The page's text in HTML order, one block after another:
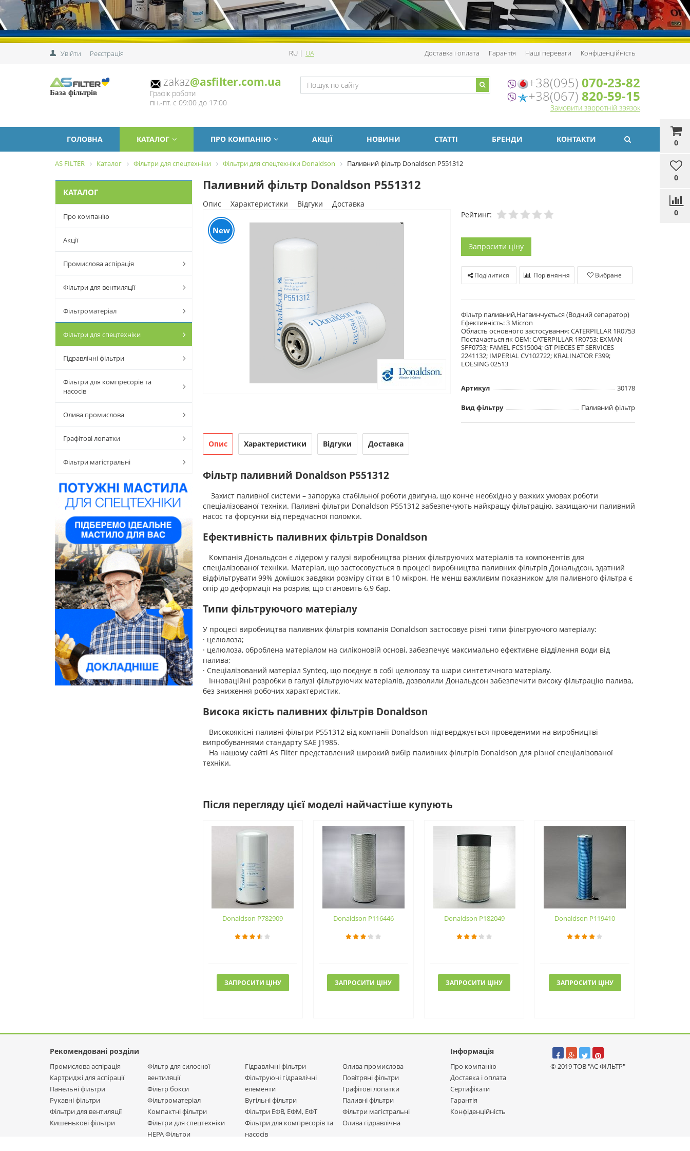
Увійти Реєстрація RU | UA Доставка і оплата Гарантія Наші переваги Конфіденційність
0
0
0
База фільтрів
zakaz@asfilter.com.ua
Графік роботи
пн.-пт. с 09:00 до 17:00
+38(095) 070-23-82
+38(067) 820-59-15
Замовити зворотній звязок
ГОЛОВНА КАТАЛОГ ПРО КОМПАНІЮ АКЦІЇ НОВИНИ СТАТТІ БРЕНДИ КОНТАКТИ
AS FILTER Каталог Фільтри для спецтехніки Фільтри для спецтехніки Donaldson Паливний фільтр Donaldson P551312
КАТАЛОГ
Про компанію
Акції
Промислова аспірація
Фільтри для вентиляції
Фільтроматеріал
Фільтри для спецтехніки
Гідравлічні фільтри
Фільтри для компресорів та
насосів
Олива промислова
Графітові лопатки
Фільтри магістральні
Паливний фільтр Donaldson P551312
Опис Характеристики Відгуки Доставка
New
Рейтинг:
Запросити ціну
Поділитися Порівняння Вибране
Фільтр паливний,Нагвинчується (Водний сепаратор)
Ефективність: 3 Micron
Область основного застосування: CATERPILLAR 1R0753
Постачається як OEM: CATERPILLAR 1R0753; EXMAN
SFF0753; FAMEL FCS15004; GT PIECES ET SERVICES
2241132; IMPERIAL CV102722; KRALINATOR F399;
LOESING 02513
Артикул 30178
Вид фільтру Паливний фільтр
Опис Характеристики Відгуки Доставка
Фільтр паливний Donaldson P551312
Захист паливної системи – запорука стабільної роботи двигуна, що конче необхідно у важких умовах роботи
спеціалізованої техніки. Паливні фільтри Donaldson P551312 забезпечують найкращу фільтрацію, захищаючи паливний
насос та форсунки від передчасної поломки.
Ефективність паливних фільтрів Donaldson
Компанія Дональдсон є лідером у галузі виробництва різних фільтруючих матеріалів та компонентів для
спеціалізованої техніки. Матеріал, що застосовується в процесі виробництва паливних фільтрів Дональдсон, здатний
відфільтрувати 99% домішок завдяки розміру сітки в 10 мікрон. Не менш важливим показником для паливного фільтра є
опір до деформації на розрив, що становить 6,9 бар.
Типи фільтруючого матеріалу
У процесі виробництва паливних фільтрів компанія Donaldson застосовує різні типи фільтруючого матеріалу:
· целюлоза;
· целюлоза, оброблена матеріалом на силіконовій основі, забезпечує максимально ефективне відділення води від
палива;
· Спеціалізований матеріал Synteq, що поєднує в собі целюлозу та шари синтетичного матеріалу.
Інноваційні розробки в галузі фільтруючих матеріалів, дозволили Дональдсон забезпечити високу фільтрацію палива,
без зниження робочих характеристик.
Висока якість паливних фільтрів Donaldson
Високоякісні паливні фільтри P551312 від компанії Donaldson підтверджується проведеними на виробництві
випробуваннями стандарту SAE J1985.
На нашому сайті As Filter представлений широкий вибір паливних фільтрів Donaldson для різної спеціалізованої
техніки.
Після перегляду цієї моделі найчастіше купують
Donaldson P782909
ЗАПРОСИТИ ЦІНУ
Donaldson P116446
ЗАПРОСИТИ ЦІНУ
Donaldson P182049
ЗАПРОСИТИ ЦІНУ
Donaldson P119410
ЗАПРОСИТИ ЦІНУ
Рекомендовані розділи Інформація
Промислова аспірація
Картриджі для аспірації
Панельні фільтри
Рукавні фільтри
Фільтри для вентиляції
Кишенькові фільтри
Фільтр для силосної
вентиляції
Фільтр бокси
Фільтроматеріал
Компактні фільтри
Фільтри для спецтехніки
НЕРА Фільтри
Гідравлічні фільтри
Фільтруючі гідравлічні
елементи
Вугільні фільтри
Фільтри ЕФВ, ЕФМ, ЕФТ
Фільтри для компресорів та
насосів
Олива промислова
Повітряні фільтри
Графітові лопатки
Паливні фільтри
Фільтри магістральні
Олива гідравлічна
Про компанію
Доставка і оплата
Сертифікати
Гарантія
Конфіденційність
© 2019 ТОВ "АС ФІЛЬТР"